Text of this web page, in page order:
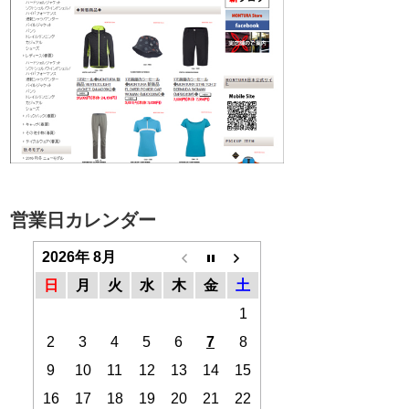
営業日カレンダー
2026年 8月
日
月 火 水 木 金
土
1
2
3 4 5 6 7
8
9
10 11 12 13 14
15
16
17 18 19 20 21 22